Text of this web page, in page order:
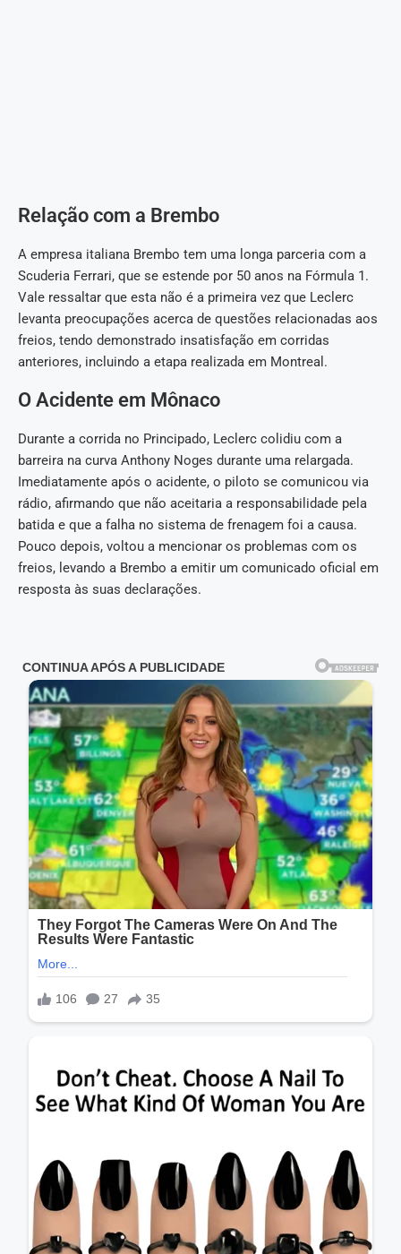
Relação com a Brembo
A empresa italiana Brembo tem uma longa parceria com a
Scuderia Ferrari, que se estende por 50 anos na Fórmula 1.
Vale ressaltar que esta não é a primeira vez que Leclerc
levanta preocupações acerca de questões relacionadas aos
freios, tendo demonstrado insatisfação em corridas
anteriores, incluindo a etapa realizada em Montreal.
O Acidente em Mônaco
Durante a corrida no Principado, Leclerc colidiu com a
barreira na curva Anthony Noges durante uma relargada.
Imediatamente após o acidente, o piloto se comunicou via
rádio, afirmando que não aceitaria a responsabilidade pela
batida e que a falha no sistema de frenagem foi a causa.
Pouco depois, voltou a mencionar os problemas com os
freios, levando a Brembo a emitir um comunicado oficial em
resposta às suas declarações.